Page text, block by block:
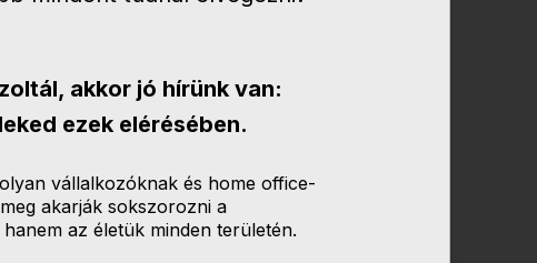
akkor jó hírünk van:
ezek elérésében.
vállalkozóknak és home office-
akarják sokszorozni a
az életük minden területén.